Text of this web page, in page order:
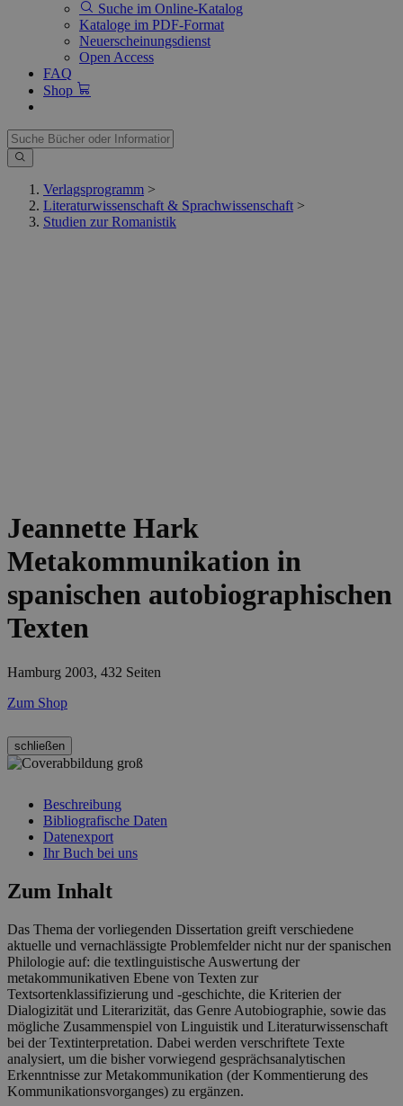
Suche im Online-Katalog
Kataloge im PDF-Format
Neuerscheinungsdienst
Open Access
FAQ
Shop
Verlagsprogramm >
Literaturwissenschaft & Sprachwissenschaft >
Studien zur Romanistik
Jeannette Hark
Metakommunikation in
spanischen autobiographischen
Texten
Hamburg 2003, 432 Seiten
Zum Shop
schließen
Beschreibung
Bibliografische Daten
Datenexport
Ihr Buch bei uns
Zum Inhalt
Das Thema der vorliegenden Dissertation greift verschiedene
aktuelle und vernachlässigte Problemfelder nicht nur der spanischen
Philologie auf: die textlinguistische Auswertung der
metakommunikativen Ebene von Texten zur
Textsortenklassifizierung und -geschichte, die Kriterien der
Dialogizität und Literarizität, das Genre Autobiographie, sowie das
mögliche Zusammenspiel von Linguistik und Literaturwissenschaft
bei der Textinterpretation. Dabei werden verschriftete Texte
analysiert, um die bisher vorwiegend gesprächsanalytischen
Erkenntnisse zur Metakommunikation (der Kommentierung des
Kommunikationsvorganges) zu ergänzen.